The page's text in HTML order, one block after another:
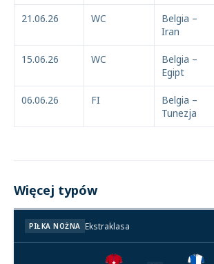
21.06.26 WC
Belgia –
Iran
15.06.26 WC
Belgia –
Egipt
06.06.26 FI
Belgia –
Tunezja
Więcej typów
PIŁKA NOŻNA Ekstraklasa